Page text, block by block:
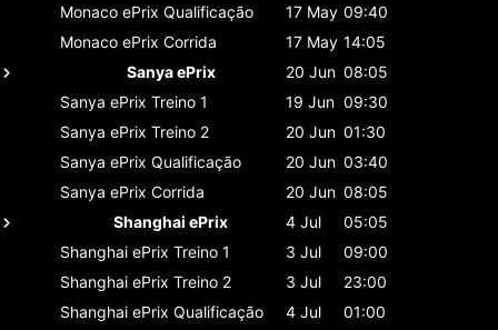
Monaco ePrix Qualificação 17 May 09:40
Monaco ePrix Corrida 17 May 14:05
Sanya ePrix
20 Jun 08:05
Sanya ePrix Treino 1 19 Jun 09:30
Sanya ePrix Treino 2 20 Jun 01:30
Sanya ePrix Qualificação 20 Jun 03:40
Sanya ePrix Corrida 20 Jun 08:05
Shanghai ePrix
4 Jul
05:05
Shanghai ePrix Treino 1 3 Jul
09:00
Shanghai ePrix Treino 2 3 Jul
23:00
Shanghai ePrix Qualificação 4 Jul
01:00